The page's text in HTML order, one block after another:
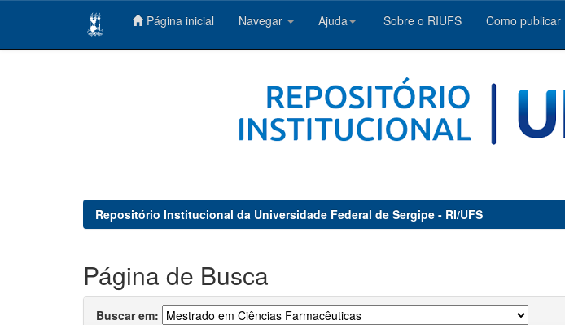
Página inicial Navegar Ajuda Sobre o RIUFS Como publicar
Repositório Institucional da Universidade Federal de Sergipe - RI/UFS
Página de Busca
Buscar em: